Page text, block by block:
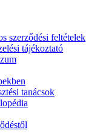
szerződési feltételek
tájékoztató
tanácsok